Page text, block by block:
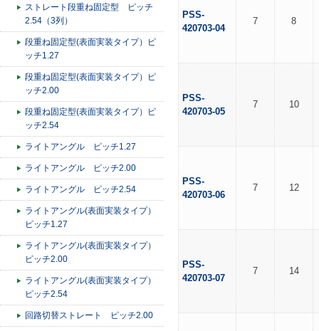
ストレート段重ね固定型 ピッチ
2.54（3列）
段重ね固定型(表面実装タイプ）ピ
ッチ1.27
段重ね固定型(表面実装タイプ）ピ
ッチ2.00
段重ね固定型(表面実装タイプ）ピ
ッチ2.54
ライトアングル ピッチ1.27
ライトアングル ピッチ2.00
ライトアングル ピッチ2.54
ライトアングル(表面実装タイプ）
ピッチ1.27
ライトアングル(表面実装タイプ）
ピッチ2.00
ライトアングル(表面実装タイプ）
ピッチ2.54
回路切替ストレート ピッチ2.00
PSS-
420703-04
7 8
PSS-
420703-05
7 10
PSS-
420703-06
7 12
PSS-
420703-07
7 14